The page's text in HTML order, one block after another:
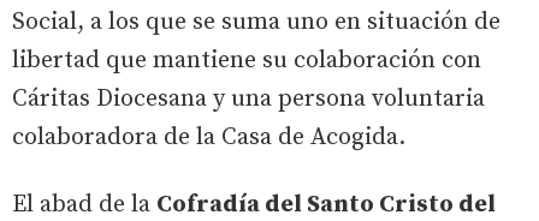
Social, a los que se suma uno en situación de
libertad que mantiene su colaboración con
Cáritas Diocesana y una persona voluntaria
colaboradora de la Casa de Acogida.
El abad de la Cofradía del Santo Cristo del